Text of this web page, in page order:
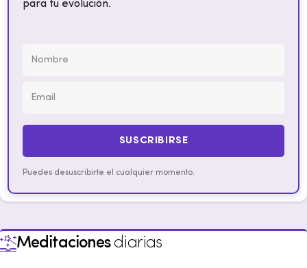
para tu evolución.
SUSCRIBIRSE
Puedes desuscribirte el cualquier momento.
Meditacionesdiarias